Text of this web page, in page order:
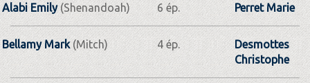
Alabi Emily(Shenandoah) 6 ép. Perret Marie
Bellamy Mark(Mitch) 4 ép.
Desmottes
Christophe